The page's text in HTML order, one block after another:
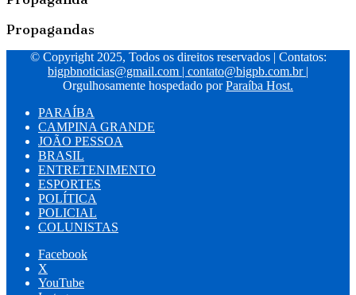
Propagandas
© Copyright 2025, Todos os direitos reservados | Contatos:
bigpbnoticias@gmail.com
contato@bigpb.com.br
Orgulhosamente hospedado porParaíba Host.
PARAÍBA
CAMPINA GRANDE
JOÃO PESSOA
BRASIL
ENTRETENIMENTO
ESPORTES
POLÍTICA
POLICIAL
COLUNISTAS
Facebook
X
YouTube